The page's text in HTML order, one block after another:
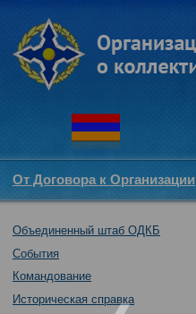
От Договора к Организации
Объединенный штаб ОДКБ
События
Командование
Историческая справка